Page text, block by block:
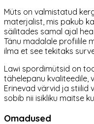
Müts on valmistatud
materjalist, mis pakub
säilitades samal ajal
Tänu madalale profiilile
ilma et see tekitaks
Lawi spordimütsid on
tähelepanu kvaliteedile,
Erinevad värvid ja stiilid
sobib nii isikliku maitse
Omadused